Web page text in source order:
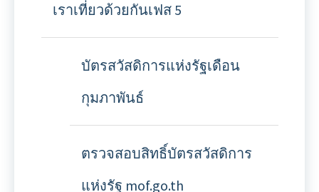
เราเที่ยวด้วยกันเฟส 5
บัตรสวัสดิการแห่งรัฐเดือน
กุมภาพันธ์
ตรวจสอบสิทธิ์บัตรสวัสดิการ
แห่งรัฐ mof.go.th